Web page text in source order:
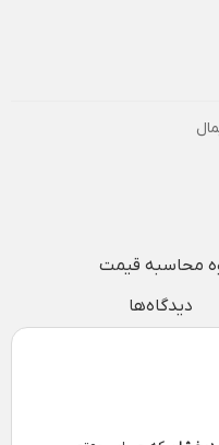
محاسبه قیمت
دیدگاه‌ها